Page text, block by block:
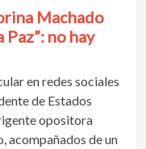
Machado
no hay
en redes sociales
de Estados
opositora
acompañados de un